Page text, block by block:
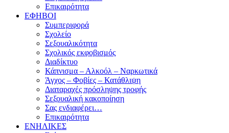
Επικαιρότητα
ΕΦΗΒΟΙ
Συμπεριφορά
Σχολείο
Σεξουαλικότητα
Σχολικός εκφοβισμός
Διαδίκτυο
Κάπνισμα – Αλκοόλ – Ναρκωτικά
Άγχος – Φοβίες – Κατάθλιψη
Διαταραχές πρόσληψης τροφής
Σεξουαλική κακοποίηση
Σας ενδιαφέρει…
Επικαιρότητα
ΕΝΗΛΙΚΕΣ